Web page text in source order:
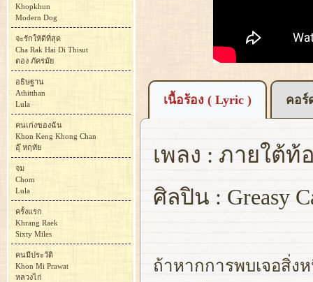
เนื้อร้อง ( Lyric ) คอร์
เพลง : ภายใต้ท้
ศิลปิน : Greasy
ถ้าหากการพบเจอสิ่ง
Khopkhun
Modern Dog
จะรักให้ดีที่สุด
Cha Rak Hai Di Thisut
ตอง ภัครมัย
อธิษฐาน
Athitthan
Lula
คนเก่งของฉัน
Khon Keng Khong Chan
อุ๊ หฤทัย
จม
Chom
Lula
ครั้งแรก
Khrang Raek
Sixty Miles
คนมีประวัติ
Khon Mi Prawat
หลวงไก่